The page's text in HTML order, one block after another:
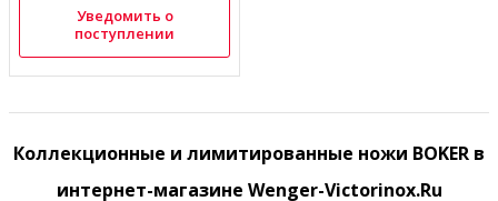
Уведомить о
поступлении
Коллекционные и лимитированные ножи BOKER в
интернет-магазине Wenger-Victorinox.Ru